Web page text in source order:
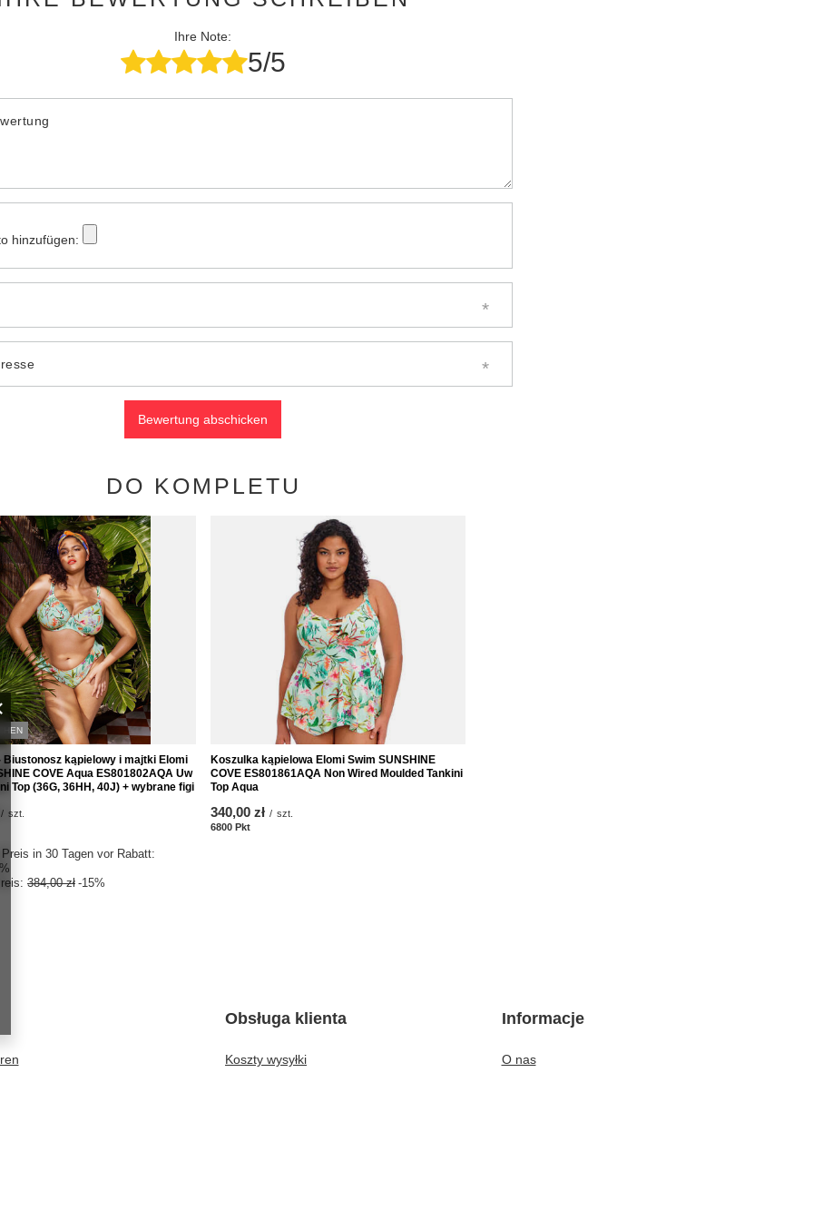
Ihre Note:
5/5
hinzufügen:
Bewertung abschicken
DO KOMPLETU
Biustonosz kąpielowy i majtki Elomi
COVE Aqua ES801802AQA Uw
Top (36G, 36HH, 40J) + wybrane figi
/ szt.
in 30 Tagen vor Rabatt:
384,00 zł -15%
Koszulka kąpielowa Elomi Swim SUNSHINE
COVE ES801861AQA Non Wired Moulded Tankini
Top Aqua
340,00 zł / szt.
6800 Pkt
Obsługa klienta
Koszty wysyłki
Informacje
O nas